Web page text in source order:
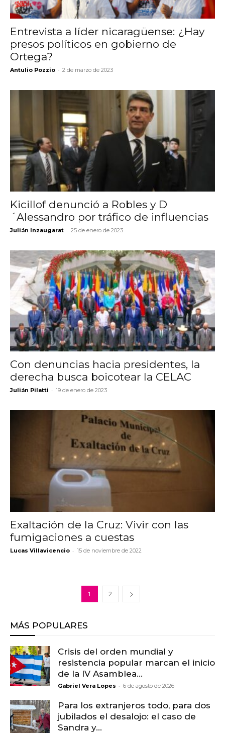
Entrevista a líder nicaragüense: ¿Hay
presos políticos en gobierno de
Ortega?
Antulio Pozzio - 2 de marzo de 2023
Kicillof denunció a Robles y D
´Alessandro por tráfico de influencias
Julián Inzaugarat - 25 de enero de 2023
Con denuncias hacia presidentes, la
derecha busca boicotear la CELAC
Julián Pilatti - 19 de enero de 2023
Exaltación de la Cruz: Vivir con las
fumigaciones a cuestas
Lucas Villavicencio - 15 de noviembre de 2022
1 2
MÁS POPULARES
Crisis del orden mundial y
resistencia popular marcan el inicio
de la IV Asamblea...
Gabriel Vera Lopes - 6 de agosto de 2026
Para los extranjeros todo, para dos
jubilados el desalojo: el caso de
Sandra y...